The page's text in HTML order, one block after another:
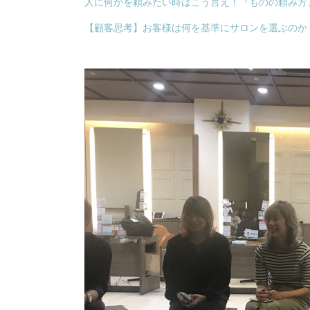
【顧客思考】お客様は何を基準にサロンを選ぶのか